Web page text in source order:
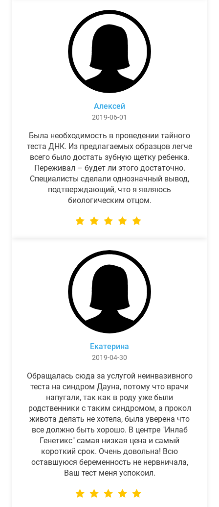
Алексей
2019-06-01
Была необходимость в проведении тайного
теста ДНК. Из предлагаемых образцов легче
всего было достать зубную щетку ребенка.
Переживал – будет ли этого достаточно.
Специалисты сделали однозначный вывод,
подтверждающий, что я являюсь
биологическим отцом.
Екатерина
2019-04-30
Обращалась сюда за услугой неинвазивного
теста на синдром Дауна, потому что врачи
напугали, так как в роду уже были
родственники с таким синдромом, а прокол
живота делать не хотела, была уверена что
все должно быть хорошо. В центре "Инлаб
Генетикс" самая низкая цена и самый
короткий срок. Очень довольна! Всю
оставшуюся беременность не нервничала,
Ваш тест меня успокоил.